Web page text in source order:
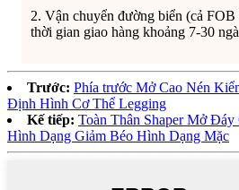
2. Vận chuyển đường biển (cả
thời gian giao hàng khoảng 7-30
Trước: Phía trước Mở Cao Nén
Định Hình Cơ Thể Legging
Kế tiếp: Toàn Thân Shaper Mở
Hình Dạng Giảm Béo Hình Dạng Mặc